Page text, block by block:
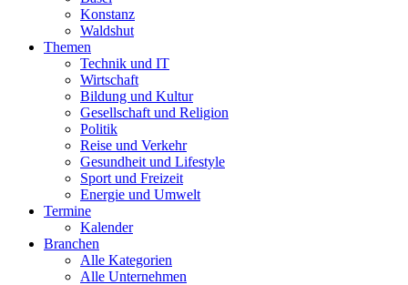
Konstanz
Waldshut
Themen
Technik und IT
Wirtschaft
Bildung und Kultur
Gesellschaft und Religion
Politik
Reise und Verkehr
Gesundheit und Lifestyle
Sport und Freizeit
Energie und Umwelt
Termine
Kalender
Branchen
Alle Kategorien
Alle Unternehmen